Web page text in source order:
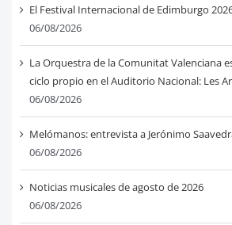
El Festival Internacional de Edimburgo
06/08/2026
La Orquestra de la Comunitat Valenciana
ciclo propio en el Auditorio Nacional: Les
06/08/2026
Melómanos: entrevista a Jerónimo
06/08/2026
Noticias musicales de agosto de 2026
06/08/2026